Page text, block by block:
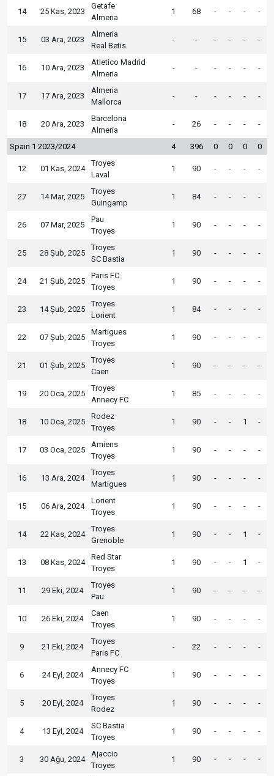
14 25 Kas, 2023
Getafe
Almeria
1 68 - - - -
15 03 Ara, 2023
Almeria
Real Betis
- - - - - -
16 10 Ara, 2023
Atletico Madrid
Almeria
- - - - - -
17 17 Ara, 2023
Almeria
Mallorca
- - - - - -
18 20 Ara, 2023
Barcelona
Almeria
- 26 - - - -
Spain 1 2023/2024 4 396 0 0 0 0
12 01 Kas, 2024
Troyes
Laval
1 90 - - - -
27 14 Mar, 2025
Troyes
Guingamp
1 84 - - - -
26 07 Mar, 2025
Pau
Troyes
1 90 - - - -
25 28 Şub, 2025
Troyes
SC Bastia
1 90 - - - -
24 21 Şub, 2025
Paris FC
Troyes
1 90 - - - -
23 14 Şub, 2025
Troyes
Lorient
1 84 - - - -
22 07 Şub, 2025
Martigues
Troyes
1 90 - - - -
21 01 Şub, 2025
Troyes
Caen
1 90 - - - -
19 20 Oca, 2025
Troyes
Annecy FC
1 85 - - - -
18 10 Oca, 2025
Rodez
Troyes
1 90 - - 1 -
17 03 Oca, 2025
Amiens
Troyes
1 90 - - - -
16 13 Ara, 2024
Troyes
Martigues
1 90 - - - -
15 06 Ara, 2024
Lorient
Troyes
1 90 - - - -
14 22 Kas, 2024
Troyes
Grenoble
1 90 - - 1 -
13 08 Kas, 2024
Red Star
Troyes
1 90 - - 1 -
11 29 Eki, 2024
Troyes
Pau
1 90 - - - -
10 26 Eki, 2024
Caen
Troyes
1 90 - - - -
9 21 Eki, 2024
Troyes
Paris FC
- 22 - - - -
6 24 Eyl, 2024
Annecy FC
Troyes
1 90 - - - -
5 20 Eyl, 2024
Troyes
Rodez
1 90 - - - -
4 13 Eyl, 2024
SC Bastia
Troyes
1 90 - - - -
3 30 Ağu, 2024
Ajaccio
Troyes
1 90 - - - -